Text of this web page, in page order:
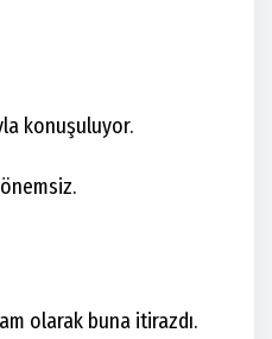
konuşuluyor.
olarak buna itirazdı.